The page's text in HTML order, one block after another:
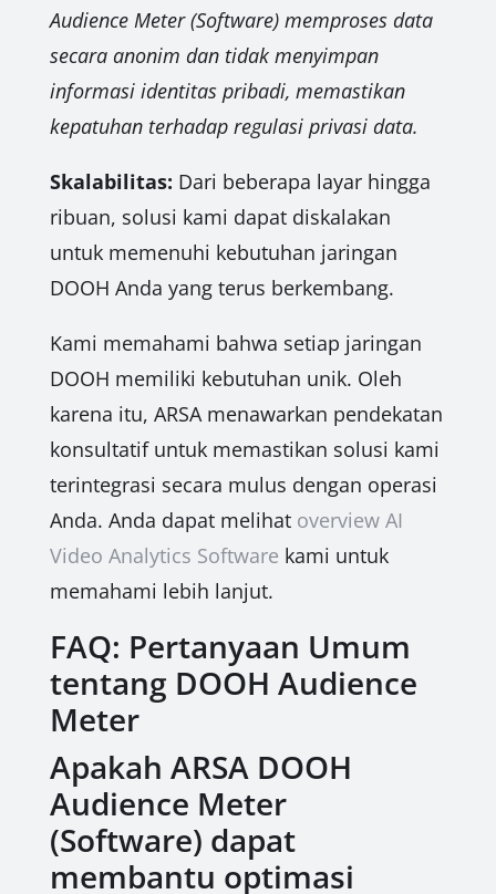
Audience Meter (Software) memproses data
secara anonim dan tidak menyimpan
informasi identitas pribadi, memastikan
kepatuhan terhadap regulasi privasi data.
Skalabilitas: Dari beberapa layar hingga
ribuan, solusi kami dapat diskalakan
untuk memenuhi kebutuhan jaringan
DOOH Anda yang terus berkembang.
Kami memahami bahwa setiap jaringan
DOOH memiliki kebutuhan unik. Oleh
karena itu, ARSA menawarkan pendekatan
konsultatif untuk memastikan solusi kami
terintegrasi secara mulus dengan operasi
Anda. Anda dapat melihat overview AI
Video Analytics Software kami untuk
memahami lebih lanjut.
FAQ: Pertanyaan Umum
tentang DOOH Audience
Meter
Apakah ARSA DOOH
Audience Meter
(Software) dapat
membantu optimasi